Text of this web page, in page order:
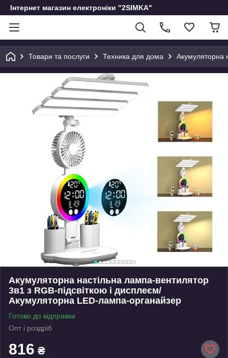
Інтернет магазин електроніки "2SIMKA"
Товари та послуги Техника для дома Акумуляторна
Акумуляторна настільна лампа-вентилятор
3в1 з RGB-підсвіткою і дисплеєм/
Акумуляторна LED-лампа-органайзер
Готово до відправки
Опт і роздріб
816 ₴